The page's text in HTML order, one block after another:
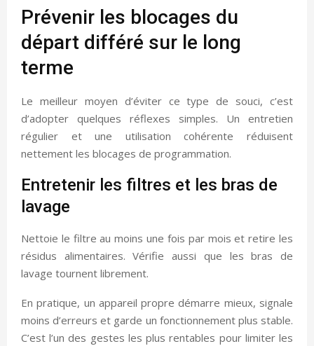
Prévenir les blocages du
départ différé sur le long
terme
Le meilleur moyen d’éviter ce type de souci, c’est
d’adopter quelques réflexes simples. Un entretien
régulier et une utilisation cohérente réduisent
nettement les blocages de programmation.
Entretenir les filtres et les bras de
lavage
Nettoie le filtre au moins une fois par mois et retire les
résidus alimentaires. Vérifie aussi que les bras de
lavage tournent librement.
En pratique, un appareil propre démarre mieux, signale
moins d’erreurs et garde un fonctionnement plus stable.
C’est l’un des gestes les plus rentables pour limiter les